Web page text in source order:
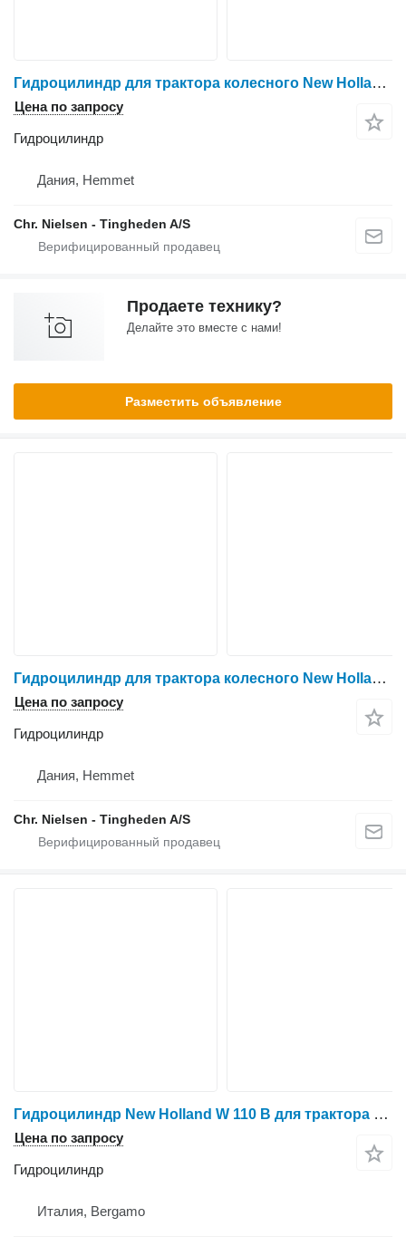
Гидроцилиндр для трактора колесного New Holland 8670
Цена по запросу
Гидроцилиндр
Дания, Hemmet
Chr. Nielsen - Tingheden A/S
Продаете технику?
Делайте это вместе с нами!
Разместить объявление
Гидроцилиндр для трактора колесного New Holland TM165
Цена по запросу
Гидроцилиндр
Дания, Hemmet
Chr. Nielsen - Tingheden A/S
Гидроцилиндр New Holland W 110 B для трактора колесного New Holland W 110 B
Цена по запросу
Гидроцилиндр
Италия, Bergamo